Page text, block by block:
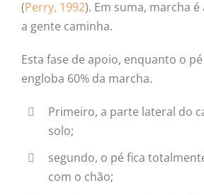
(Perry, 1992). Em suma, marcha
a gente caminha.
Esta fase de apoio, enquanto o
engloba 60% da marcha.
Primeiro, a parte lateral do
solo;
segundo, o pé fica
com o chão;